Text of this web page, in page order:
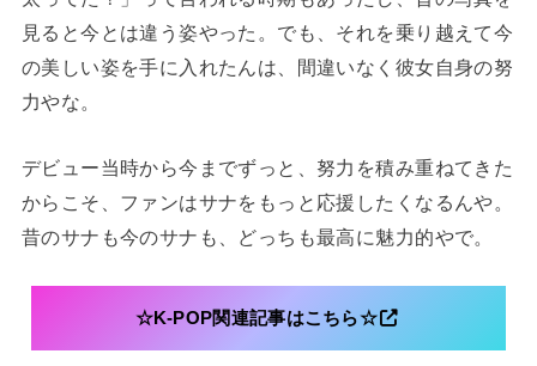
見ると今とは違う姿やった。でも、それを乗り越えて今
の美しい姿を手に入れたんは、間違いなく彼女自身の努
力やな。
デビュー当時から今までずっと、努力を積み重ねてきた
からこそ、ファンはサナをもっと応援したくなるんや。
昔のサナも今のサナも、どっちも最高に魅力的やで。
☆K-POP関連記事はこちら☆